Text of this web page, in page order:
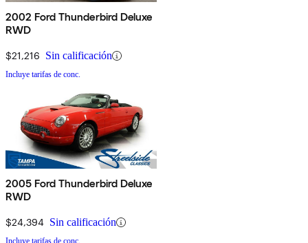
2002 Ford Thunderbird Deluxe
RWD
$21,216 Sin calificación
Incluye tarifas de conc.
2005 Ford Thunderbird Deluxe
RWD
$24,394 Sin calificación